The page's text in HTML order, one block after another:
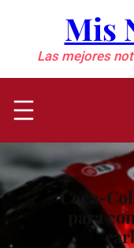
contenido
Mis
Las mejores
Coca-
para